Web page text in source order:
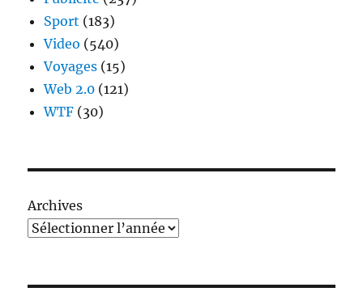
Sport (183)
Video (540)
Voyages (15)
Web 2.0 (121)
WTF (30)
Archives